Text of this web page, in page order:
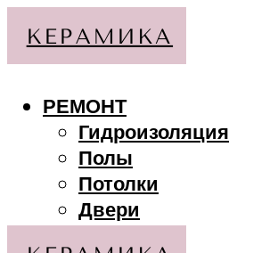
РЕМОНТ
Гидроизоляция
Полы
Потолки
Двери